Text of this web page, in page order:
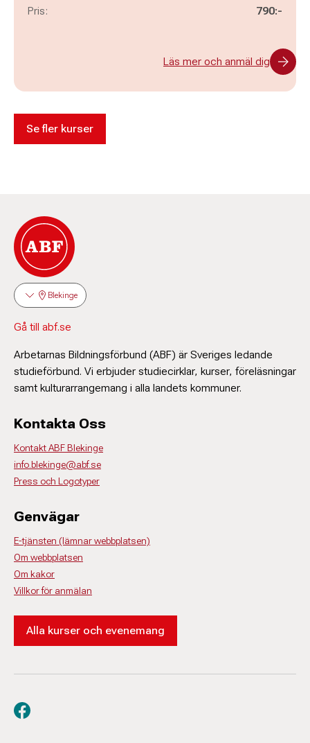
Pris: 790:-
Läs mer och anmäl dig
Se fler kurser
Blekinge
Gå till abf.se
Arbetarnas Bildningsförbund (ABF) är Sveriges ledande
studieförbund. Vi erbjuder studiecirklar, kurser, föreläsningar
samt kulturarrangemang i alla landets kommuner.
Kontakta Oss
Kontakt ABF Blekinge
info.blekinge@abf.se
Press och Logotyper
Genvägar
E-tjänsten (lämnar webbplatsen)
Om webbplatsen
Om kakor
Villkor för anmälan
Alla kurser och evenemang
Besök oss på facebook